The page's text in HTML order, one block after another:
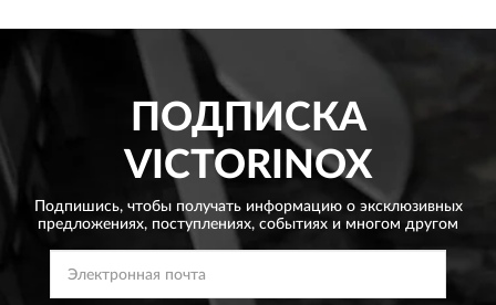
ПОДПИСКА
VICTORINOX
Подпишись, чтобы получать информацию о эксклюзивных
предложениях, поступлениях, событиях и многом другом